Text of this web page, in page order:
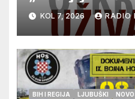
vrhunska vina,
glazbu
KOL 7, 2026 RADIO
BIH I REGIJA LJUBUŠKI